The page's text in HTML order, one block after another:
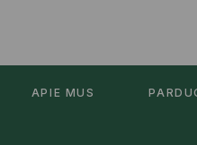
APIE MUS